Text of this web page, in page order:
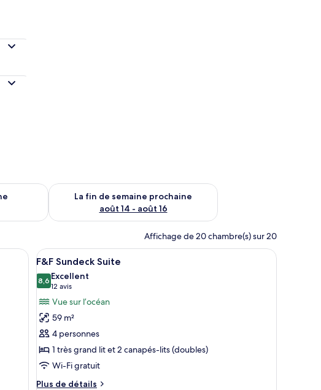
fin de semaine août 7 - août 9
La fin de semaine prochaine
août 14 - août 16
Vérifier la disponibilité pour la fin de semaine prochaine août
Affichage de 20 chambre(s) sur 20
vue sur la mer.
un grand lit, un téléviseur fixé au mur, une vue sur l’océan et un balcon équipé d’une
Afficher
toutes
les
photos
pour
ce
type
de
chambre :
F&F
F&F Sundeck Suite | Articles de minibar
15
F&F Sundeck Suite
8,68,6 sur 10
Excellent
12 avis
(12 avis)
Vue sur l’océan
59 m²
4 personnes
1 très grand lit et 2 canapés-lits (doubles)
Wi-Fi gratuit
Plus de détails
Plus